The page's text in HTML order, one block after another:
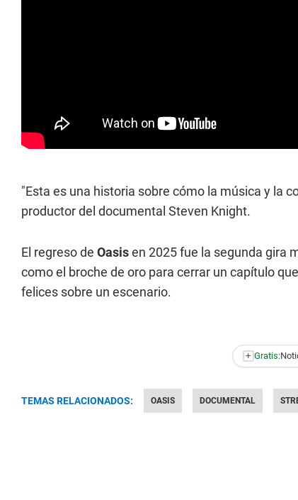
"Esta es una historia sobre cómo la música y la
productor del documental Steven Knight.
El regreso de Oasisen 2025 fue la segunda gira
como el broche de oro para cerrar un capítulo
felices sobre un escenario.
+ Gratis:
TEMAS RELACIONADOS: OASIS DOCUMENTAL